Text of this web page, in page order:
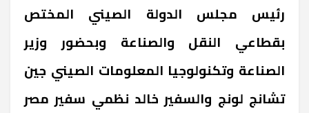
رئيس مجلس الدولة الصيني المختص
بقطاعي النقل والصناعة وبحضور وزير
الصناعة وتكنولوجيا المعلومات الصيني جين
تشانج لونج والسفير خالد نظمي سفير مصر